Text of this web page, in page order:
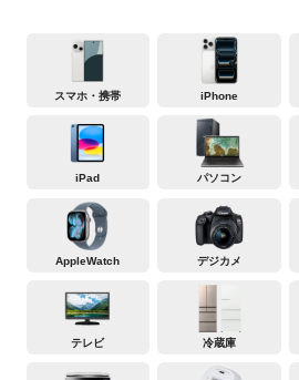
スマホ・携帯 iPhone
iPad パソコン
AppleWatch デジカメ
テレビ 冷蔵庫